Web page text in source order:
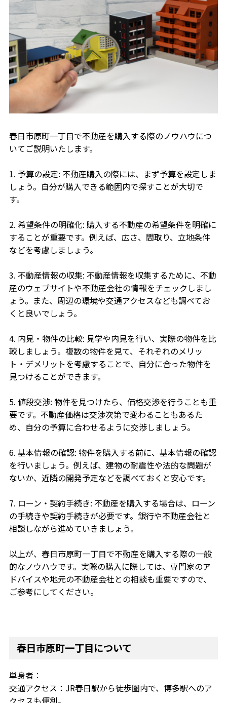
春日市原町一丁目で不動産を購入する際のノウハウにつ
いてご説明いたします。
1. 予算の設定: 不動産購入の際には、まず予算を設定しま
しょう。自分が購入できる範囲内で探すことが大切で
す。
2. 希望条件の明確化: 購入する不動産の希望条件を明確に
することが重要です。例えば、広さ、間取り、立地条件
などを考慮しましょう。
3. 不動産情報の収集: 不動産情報を収集するために、不動
産のウェブサイトや不動産会社の情報をチェックしまし
ょう。また、周辺の環境や交通アクセスなども調べてお
くと良いでしょう。
4. 内見・物件の比較: 見学や内見を行い、実際の物件を比
較しましょう。複数の物件を見て、それぞれのメリッ
ト・デメリットを考慮することで、自分に合った物件を
見つけることができます。
5. 値段交渉: 物件を見つけたら、価格交渉を行うことも重
要です。不動産価格は交渉次第で変わることもあるた
め、自分の予算に合わせるように交渉しましょう。
6. 基本情報の確認: 物件を購入する前に、基本情報の確認
を行いましょう。例えば、建物の耐震性や法的な問題が
ないか、近隣の開発予定などを調べておくと安心です。
7. ローン・契約手続き: 不動産を購入する場合は、ローン
の手続きや契約手続きが必要です。銀行や不動産会社と
相談しながら進めていきましょう。
以上が、春日市原町一丁目で不動産を購入する際の一般
的なノウハウです。実際の購入に際しては、専門家のア
ドバイスや地元の不動産会社との相談も重要ですので、
ご参考にしてください。
春日市原町一丁目について
単身者：
交通アクセス：JR春日駅から徒歩圏内で、博多駅へのア
クセスも便利。